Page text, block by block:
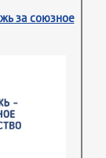
за союзное